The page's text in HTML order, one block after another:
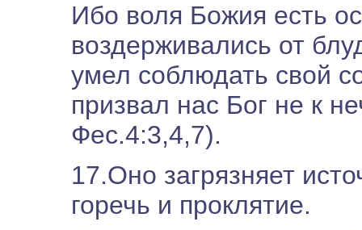
Ибо воля Божия есть
воздерживались от
умел соблюдать свой
призвал нас Бог не к
Фес.4:3,4,7).
17.Оно загрязняет
горечь и проклятие.